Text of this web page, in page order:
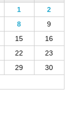
1
2
8
9
15
16
22
23
29
30